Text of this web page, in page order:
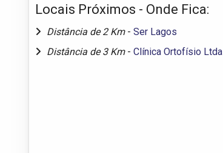
Locais Próximos - Onde Fica:
Distância de 2 Km - Ser Lagos
Distância de 3 Km - Clínica Ortofísio Ltda